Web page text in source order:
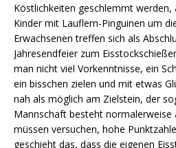
Köstlichkeiten geschlemmt werden,
Kinder mit Lauflern-Pinguinen um
Erwachsenen treffen sich als
Jahresendfeier zum
man nicht viel Vorkenntnisse, ein
ein bisschen zielen und mit etwas
nah als möglich am Zielstein, der
Mannschaft besteht normalerweise
müssen versuchen, hohe
geschieht das, dass die eigenen